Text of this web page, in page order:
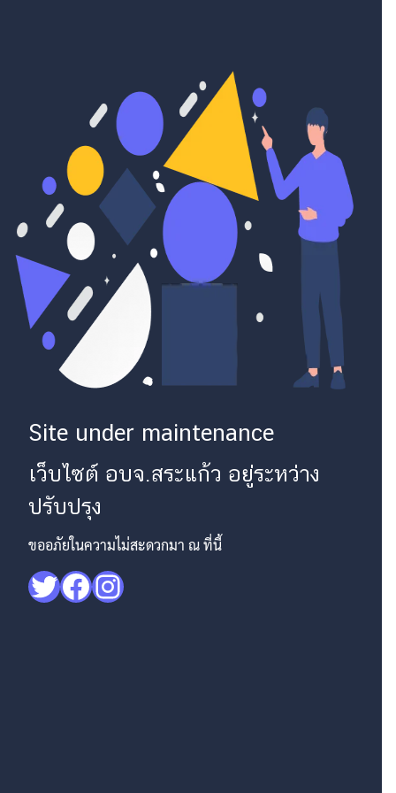
Site under maintenance
เว็บไซต์ อบจ.สระแก้ว อยู่ระหว่าง
ปรับปรุง
ขออภัยในความไม่สะดวกมา ณ ที่นี้
Twitter
Facebook
Instagram